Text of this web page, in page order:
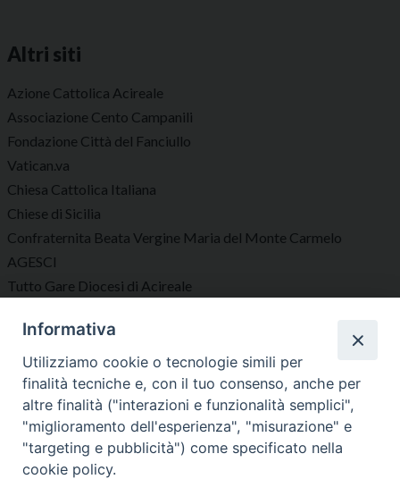
Altri siti
Azione Cattolica Acireale
Associazione Cento Campanili
Fondazione Città del Fanciullo
Vatican.va
Chiesa Cattolica Italiana
Chiese di Sicilia
Confraternita Beata Vergine Maria del Monte Carmelo
AGESCI
Tutto Gare Diocesi di Acireale
Diocesi di Acireale
Informativa
Utilizziamo cookie o tecnologie simili per
finalità tecniche e, con il tuo consenso, anche per
altre finalità ("interazioni e funzionalità semplici",
"miglioramento dell'esperienza", "misurazione" e
"targeting e pubblicità") come specificato nella
cookie policy.